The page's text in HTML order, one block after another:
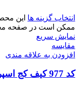
انتخاب گزینه ها این
ممکن است در صفحه
نمایش سریع
مقايسه
افزودن به علاقه مندی
کد 977 کیف کج اسپرت